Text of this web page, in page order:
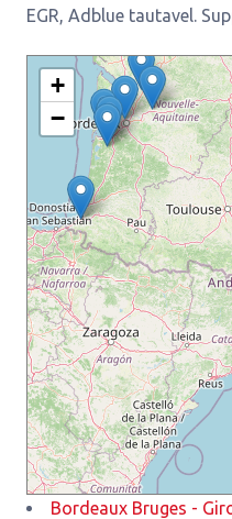
EGR, Adblue tautavel.
+
−
Bordeaux Bruges -